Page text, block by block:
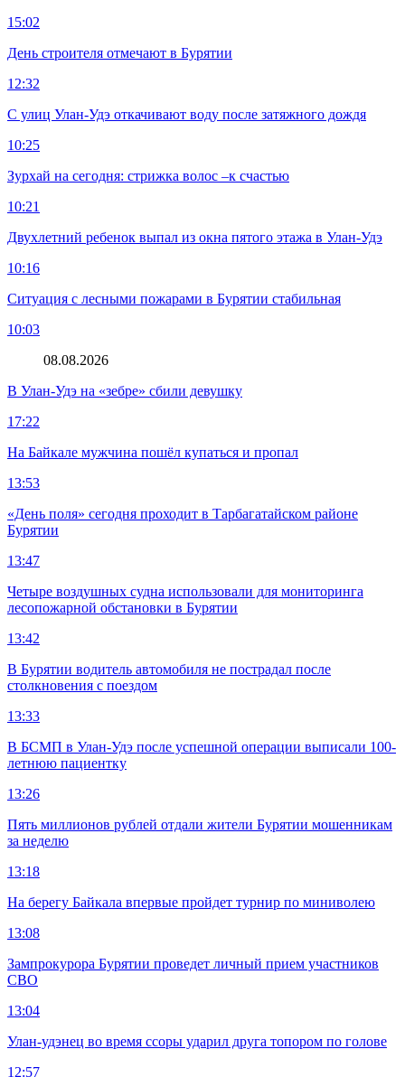
15:02
День строителя отмечают в Бурятии
12:32
С улиц Улан-Удэ откачивают воду после затяжного дождя
10:25
Зурхай на сегодня: стрижка волос –к счастью
10:21
Двухлетний ребенок выпал из окна пятого этажа в Улан-Удэ
10:16
Ситуация с лесными пожарами в Бурятии стабильная
10:03
08.08.2026
В Улан-Удэ на «зебре» сбили девушку
17:22
На Байкале мужчина пошёл купаться и пропал
13:53
«День поля» сегодня проходит в Тарбагатайском районе
Бурятии
13:47
Четыре воздушных судна использовали для мониторинга
лесопожарной обстановки в Бурятии
13:42
В Бурятии водитель автомобиля не пострадал после
столкновения с поездом
13:33
В БСМП в Улан-Удэ после успешной операции выписали 100-
летнюю пациентку
13:26
Пять миллионов рублей отдали жители Бурятии мошенникам
за неделю
13:18
На берегу Байкала впервые пройдет турнир по миниволею
13:08
Зампрокурора Бурятии проведет личный прием участников
СВО
13:04
Улан-удэнец во время ссоры ударил друга топором по голове
12:57